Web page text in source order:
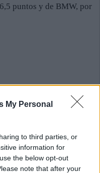
My Personal
to third parties, or
information for
the below opt-out
note that after your
puntos y de BMW, por